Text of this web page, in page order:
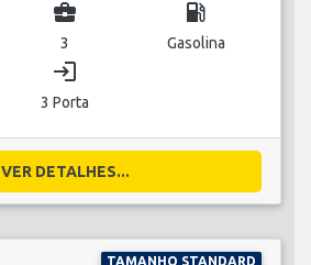
business_center
3
local_gas_station
Gasolina
login
3 Porta
VER DETALHES...
TAMANHO STANDARD